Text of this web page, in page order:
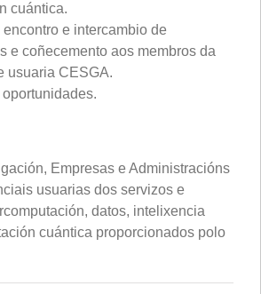
cuántica.
e intercambio de
e coñecemento aos membros da
usuaria CESGA.
Empresas e Administracións
usuarias dos servizos e
datos, intelixencia
cuántica proporcionados polo